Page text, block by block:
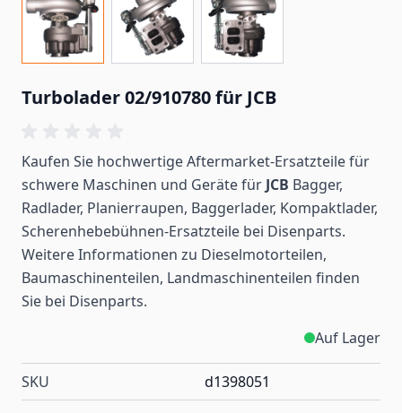
Turbolader 02/910780 für JCB
Kaufen Sie hochwertige Aftermarket-Ersatzteile für
schwere Maschinen und Geräte für JCB Bagger,
Radlader, Planierraupen, Baggerlader, Kompaktlader,
Scherenhebebühnen-Ersatzteile bei Disenparts.
Weitere Informationen zu Dieselmotorteilen,
Baumaschinenteilen, Landmaschinenteilen finden
Sie bei Disenparts.
Auf Lager
SKU d1398051